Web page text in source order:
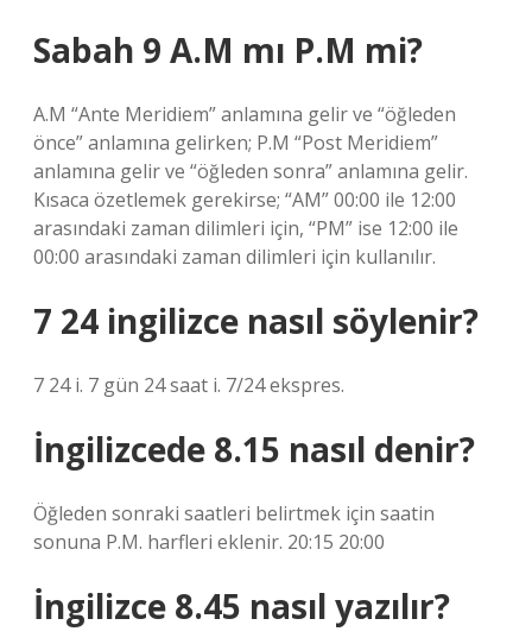
Sabah 9 A.M mı P.M mi?
A.M “Ante Meridiem” anlamına gelir ve “öğleden
önce” anlamına gelirken; P.M “Post Meridiem”
anlamına gelir ve “öğleden sonra” anlamına gelir.
Kısaca özetlemek gerekirse; “AM” 00:00 ile 12:00
arasındaki zaman dilimleri için, “PM” ise 12:00 ile
00:00 arasındaki zaman dilimleri için kullanılır.
7 24 ingilizce nasıl söylenir?
7 24 i. 7 gün 24 saat i. 7/24 ekspres.
İngilizcede 8.15 nasıl denir?
Öğleden sonraki saatleri belirtmek için saatin
sonuna P.M. harfleri eklenir. 20:15 20:00
İngilizce 8.45 nasıl yazılır?